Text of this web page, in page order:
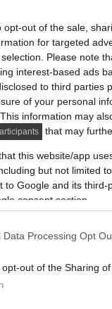
opt-out of the sale,
for targeted
Please note
interest-based ads
to third parties
of your personal
information may
that may
this website/app
but not limited
to Google and its
consent section.
Data Processing Opt
out of the Sharing